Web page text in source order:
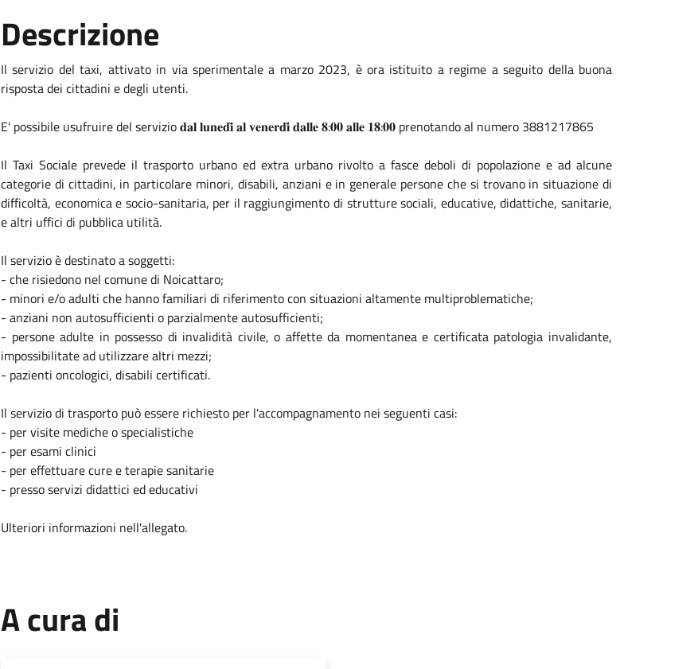
Descrizione
Il servizio del taxi, attivato in via sperimentale a marzo 2023, è ora istituito a regime a seguito della buona
risposta dei cittadini e degli utenti.
E' possibile usufruire del servizio 𝐝𝐚𝐥 𝐥𝐮𝐧𝐞𝐝𝐢̀ 𝐚𝐥 𝐯𝐞𝐧𝐞𝐫𝐝𝐢̀ 𝐝𝐚𝐥𝐥𝐞 𝟖:𝟎𝟎 𝐚𝐥𝐥𝐞 𝟏𝟖:𝟎𝟎 prenotando al numero 3881217865
Il Taxi Sociale prevede il trasporto urbano ed extra urbano rivolto a fasce deboli di popolazione e ad alcune
categorie di cittadini, in particolare minori, disabili, anziani e in generale persone che si trovano in situazione di
difficoltà, economica e socio-sanitaria, per il raggiungimento di strutture sociali, educative, didattiche, sanitarie,
e altri uffici di pubblica utilità.
Il servizio è destinato a soggetti:
- che risiedono nel comune di Noicattaro;
- minori e/o adulti che hanno familiari di riferimento con situazioni altamente multiproblematiche;
- anziani non autosufficienti o parzialmente autosufficienti;
- persone adulte in possesso di invalidità civile, o affette da momentanea e certificata patologia invalidante,
impossibilitate ad utilizzare altri mezzi;
- pazienti oncologici, disabili certificati.
Il servizio di trasporto può essere richiesto per l'accompagnamento nei seguenti casi:
- per visite mediche o specialistiche
- per esami clinici
- per effettuare cure e terapie sanitarie
- presso servizi didattici ed educativi
Ulteriori informazioni nell'allegato.
A cura di